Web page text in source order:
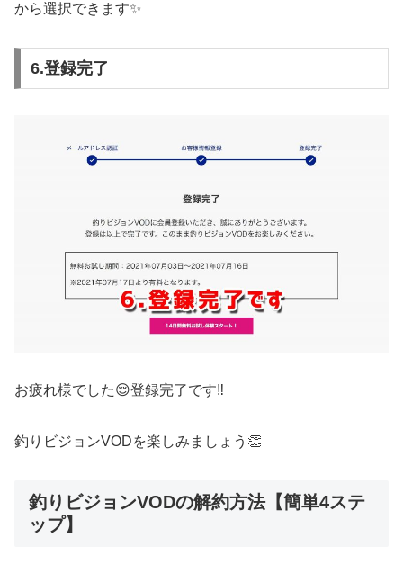
から選択できます✨
6.登録完了
お疲れ様でした😌登録完了です‼️
釣りビジョンVODを楽しみましょう👏
釣りビジョンVODの解約方法【簡単4ステ
ップ】